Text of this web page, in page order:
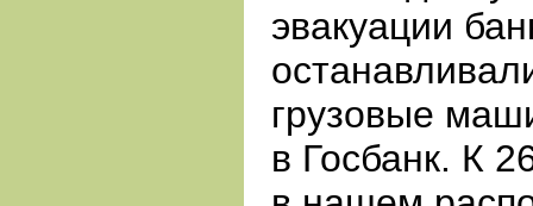
эвакуации
грузовые
в Госбанк. К